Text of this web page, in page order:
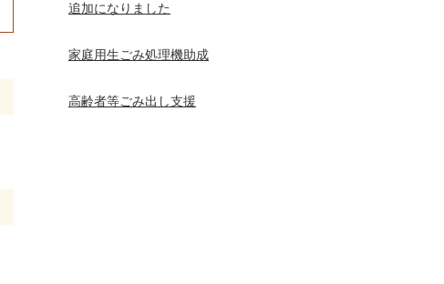
追加になりました
家庭用生ごみ処理機助成
高齢者等ごみ出し支援